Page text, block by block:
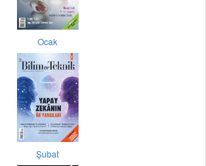
Ocak
Şubat